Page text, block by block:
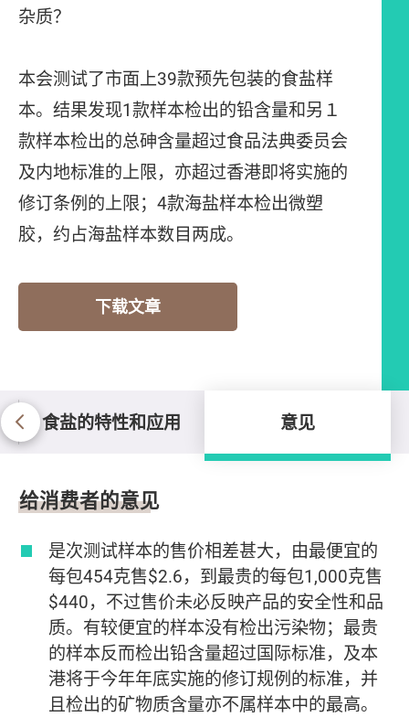
杂质？
本会测试了市面上39款预先包装的食盐样
本。结果发现1款样本检出的铅含量和另１
款样本检出的总砷含量超过食品法典委员会
及内地标准的上限，亦超过香港即将实施的
修订条例的上限；4款海盐样本检出微塑
胶，约占海盐样本数目两成。
下载文章
食盐的特性和应用 意见
给消费者的意见
是次测试样本的售价相差甚大，由最便宜的
每包454克售$2.6，到最贵的每包1,000克售
$440，不过售价未必反映产品的安全性和品
质。有较便宜的样本没有检出污染物；最贵
的样本反而检出铅含量超过国际标准，及本
港将于今年年底实施的修订规例的标准，并
且检出的矿物质含量亦不属样本中的最高。